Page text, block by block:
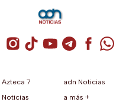
Cuenta de X / Twitter (se
Cuenta de Instagram (se
Cuenta de TikTok
Cuenta de
Cuenta de
Azteca 7
Noticias
adn Noticias
a más +